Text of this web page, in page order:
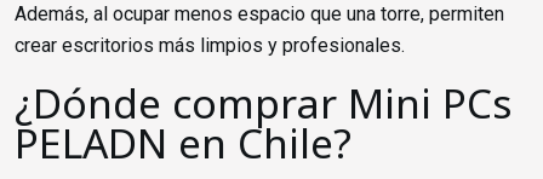
Además, al ocupar menos espacio que una torre, permiten
crear escritorios más limpios y profesionales.
¿Dónde comprar Mini PCs
PELADN en Chile?